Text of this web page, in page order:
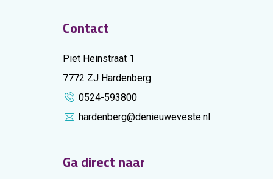
Contact
Piet Heinstraat 1
7772 ZJ Hardenberg
0524-593800
hardenberg@denieuweveste.nl
Ga direct naar